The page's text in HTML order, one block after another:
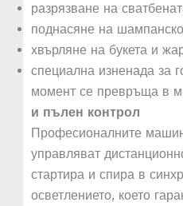
разрязване на
поднасяне на шампанско
хвърляне на букета и
специална изненада за
момент се превръща в
и пълен контрол
Професионалните
управляват
стартира и спира в
осветлението, което